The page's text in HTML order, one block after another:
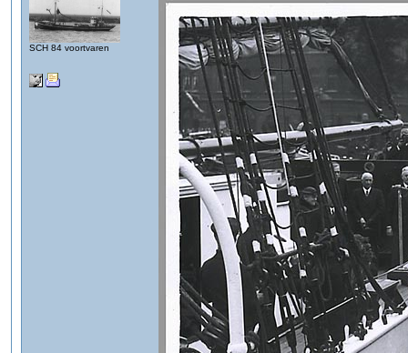
SCH 84 voortvaren